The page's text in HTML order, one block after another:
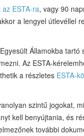
ESTA-ra, vagy 90
a lengyel útlevéllel
Államokba
Az ESTA-
a részletes ESTA-
szintű jogokat,
kell benyújtania, és
további